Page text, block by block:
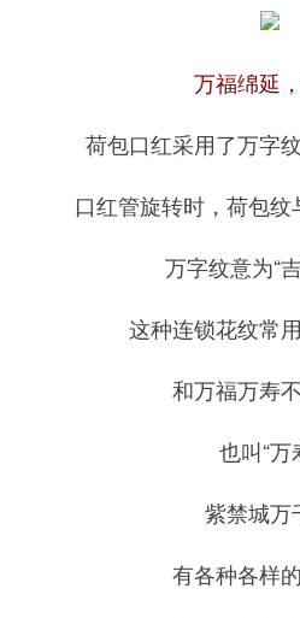
万福绵延
荷包口红采用了万字
口红管旋转时，荷包纹
万字纹意为“
这种连锁花纹常
和万福万寿
也叫“万
紫禁城万
有各种各样